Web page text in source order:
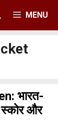
MENU
भारत-
और